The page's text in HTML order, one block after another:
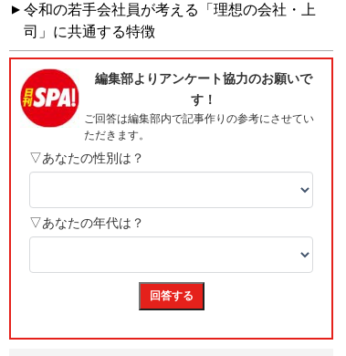
令和の若手会社員が考える「理想の会社・上
司」に共通する特徴